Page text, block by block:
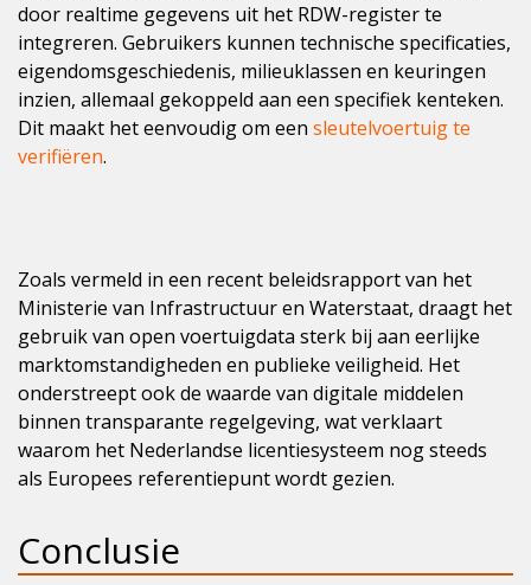
door realtime gegevens uit het RDW-register te
integreren. Gebruikers kunnen technische specificaties,
eigendomsgeschiedenis, milieuklassen en keuringen
inzien, allemaal gekoppeld aan een specifiek kenteken.
Dit maakt het eenvoudig om een sleutelvoertuig te
verifiëren.
Zoals vermeld in een recent beleidsrapport van het
Ministerie van Infrastructuur en Waterstaat, draagt het
gebruik van open voertuigdata sterk bij aan eerlijke
marktomstandigheden en publieke veiligheid. Het
onderstreept ook de waarde van digitale middelen
binnen transparante regelgeving, wat verklaart
waarom het Nederlandse licentiesysteem nog steeds
als Europees referentiepunt wordt gezien.
Conclusie